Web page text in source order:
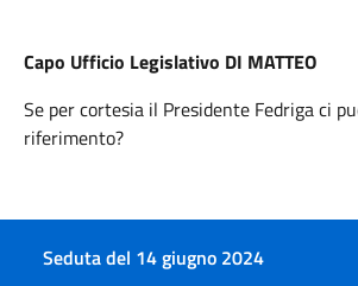
Capo Ufficio Legislativo DI MATTEO
Se per cortesia il Presidente Fedriga ci
riferimento?
Seduta del 14 giugno 2024